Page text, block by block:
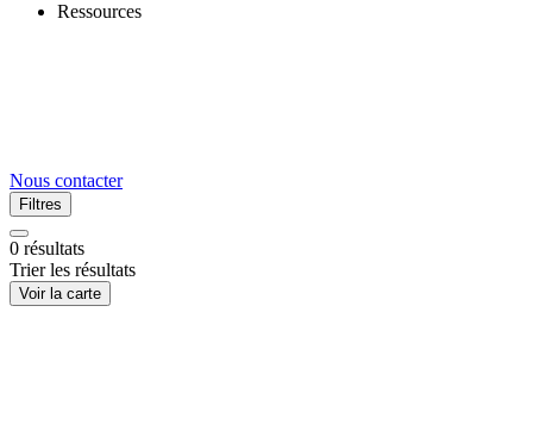
Ressources
Nous contacter
Filtres
0 résultats
Trier les résultats
Voir la carte